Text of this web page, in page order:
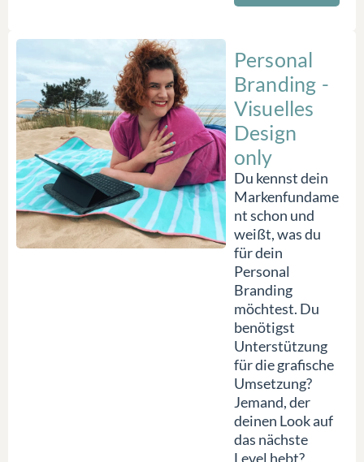
Personal
Branding -
Visuelles
Design
only
Du kennst dein
Markenfundame
nt schon und
weißt, was du
für dein
Personal
Branding
möchtest. Du
benötigst
Unterstützung
für die grafische
Umsetzung?
Jemand, der
deinen Look auf
das nächste
Level hebt?